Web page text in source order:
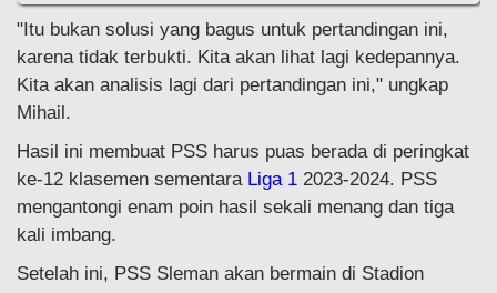
"Itu bukan solusi yang bagus untuk pertandingan ini,
karena tidak terbukti. Kita akan lihat lagi kedepannya.
Kita akan analisis lagi dari pertandingan ini," ungkap
Mihail.
Hasil ini membuat PSS harus puas berada di peringkat
ke-12 klasemen sementara Liga 1 2023-2024. PSS
mengantongi enam poin hasil sekali menang dan tiga
kali imbang.
Setelah ini, PSS Sleman akan bermain di Stadion